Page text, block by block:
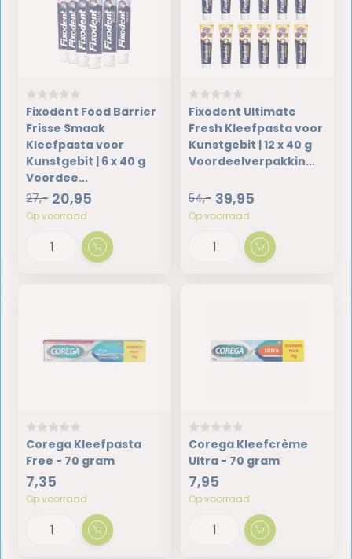
Fixodent Food Barrier
Frisse Smaak
Kleefpasta voor
Kunstgebit | 6 x 40 g
Voordee...
27,- 20,95
Op voorraad
Fixodent Ultimate
Fresh Kleefpasta voor
Kunstgebit | 12 x 40 g
Voordeelverpakkin...
54,- 39,95
Op voorraad
Corega Kleefpasta
Free - 70 gram
7,35
Op voorraad
Corega Kleefcrème
Ultra - 70 gram
7,95
Op voorraad